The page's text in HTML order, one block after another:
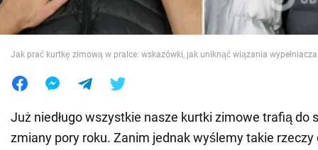
Jedzenie
Jak prać kurtkę zimową w pralce: wskazówki, jak uniknąć wiązania wypełniacza
Już niedługo wszystkie nasze kurtki zimowe trafią do
zmiany pory roku. Zanim jednak wyślemy takie rzeczy